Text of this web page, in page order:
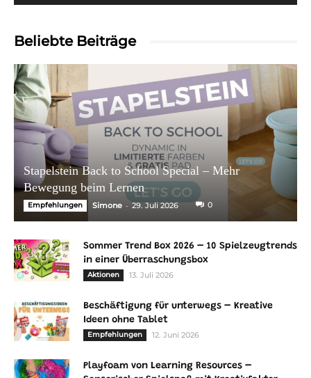
Beliebte Beiträge
Stapelstein Back to School Special – Mehr
Bewegung beim Lernen
Empfehlungen Simone - 29. Juli 2026 0
Sommer Trend Box 2026 – 10 Spielzeugtrends
in einer Überraschungsbox
Aktionen 13. Juli 2026
Beschäftigung für unterwegs – Kreative
Ideen ohne Tablet
Empfehlungen 12. Juni 2026
Playfoam von Learning Resources –